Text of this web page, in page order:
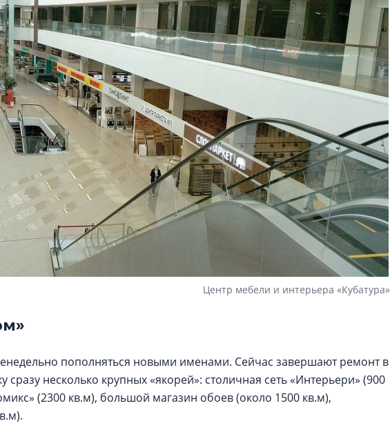
Центр мебели и интерьера «Кубатура»
пополняться новыми именами. Сейчас завершают ремонт в
сразу несколько крупных «якорей»: столичная сеть «Интерьери» (900
(2300 кв.м), большой магазин обоев (около 1500 кв.м),